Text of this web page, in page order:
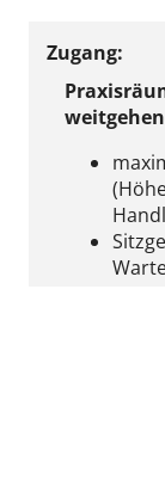
Zugang: